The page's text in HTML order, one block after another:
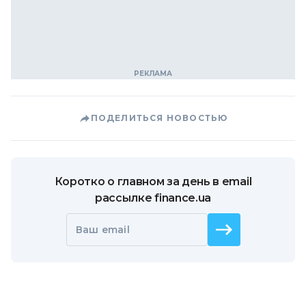
ПОДЕЛИТЬСЯ НОВОСТЬЮ
Коротко о главном за день в email
рассылке finance.ua
Ваш email